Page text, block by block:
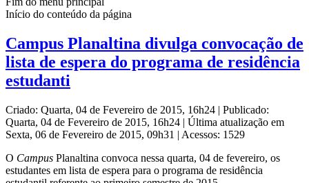
Início do conteúdo da página
Campus Planaltina divulga convocação de
lista de espera do programa de residência
estudanti
Criado: Quarta, 04 de Fevereiro de 2015, 16h24 | Publicado:
Quarta, 04 de Fevereiro de 2015, 16h24 | Última atualização em
Sexta, 06 de Fevereiro de 2015, 09h31 | Acessos: 1529
O Campus Planaltina convoca nessa quarta, 04 de fevereiro, os
estudantes em lista de espera para o programa de residência